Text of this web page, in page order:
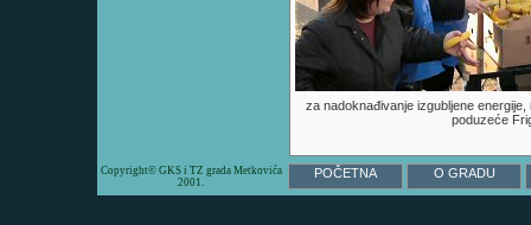
za nadoknađivanje izgubljene
poduzeće
Copyright© GKS i TZ grada Metkovića
2001.
POČETNA O GRADU